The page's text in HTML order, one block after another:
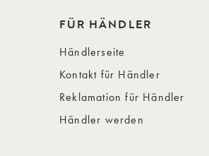
FÜR HÄNDLER
Händlerseite
Kontakt für Händler
Reklamation für Händler
Händler werden